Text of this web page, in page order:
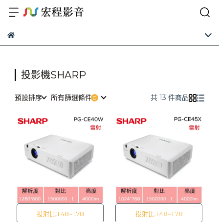
投影機SHARP
預設排序 所有篩選條件 共 13 件商品
投射比:1.48~1.78 投射比:1.48~1.78